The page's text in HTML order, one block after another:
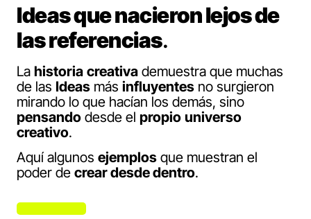
Ideas que nacieron lejos de
las referencias.
La historia creativa demuestra que muchas
de las Ideas más influyentes no surgieron
mirando lo que hacían los demás, sino
pensando desde el propio universo
creativo.
Aquí algunos ejemplos que muestran el
poder de crear desde dentro.